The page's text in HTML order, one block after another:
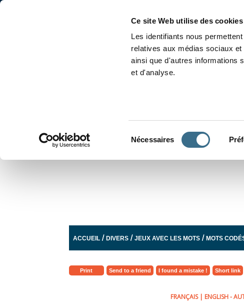
Ce site Web utilise des cookies
Les identifiants nous
relatives aux médias sociaux
ainsi que d'autres informations
et d'analyse.
Nécessaires
ACCUEIL/ DIVERS/ JEUX AVEC LES MOTS/ MOTS
Print Send to a friend I found a mistake ! Short link
FRANÇAIS| ENGLISH-